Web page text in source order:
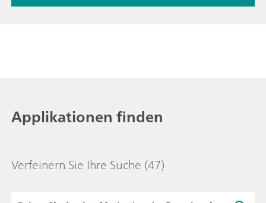
Applikationen finden
Verfeinern Sie Ihre Suche (47)